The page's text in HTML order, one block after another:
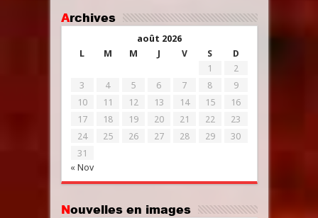
Archives
août 2026
L
M M J V S D
« Nov
1
2
3
4 5 6 7 8
9
10
11 12 13 14 15
16
17
18 19 20 21 22
23
24
25 26 27 28 29
30
31
Nouvelles en images